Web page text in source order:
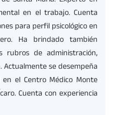
en el trabajo. Cuenta
para perfil psicológico en
Ha brindado también
rubros de administración,
se desempeña
en el Centro Médico Monte
Cuenta con experiencia